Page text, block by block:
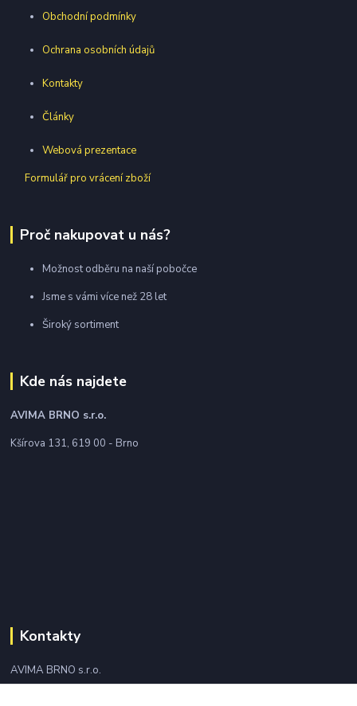
Obchodní podmínky
Ochrana osobních údajů
Kontakty
Články
Webová prezentace
Formulář pro vrácení zboží
Proč nakupovat u nás?
Možnost odběru na naší pobočce
Jsme s vámi více než 28 let
Široký sortiment
Kde nás najdete
AVIMA BRNO s.r.o.
Kšírova 131, 619 00 - Brno
Kontakty
AVIMA BRNO s.r.o.